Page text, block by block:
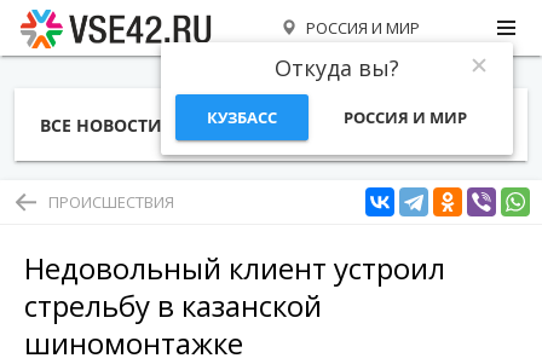
РОССИЯ И МИР
Откуда вы?
КУЗБАСС РОССИЯ И МИР
ВСЕ НОВОСТИ СТАТЬИ ТЕМЫ ФОТО
ПРОИСШЕСТВИЯ
Недовольный клиент устроил
стрельбу в казанской
шиномонтажке